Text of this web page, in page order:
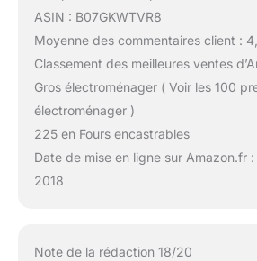
ASIN : B07GKWTVR8
Moyenne des commentaires client :
Classement des meilleures ventes
Gros électroménager ( Voir les 100
électroménager )
225 en Fours encastrables
Date de mise en ligne sur Amazon.fr
2018
Note de la rédaction 18/20